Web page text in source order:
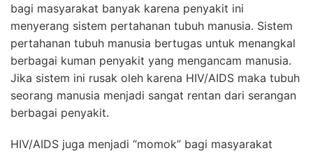
bagi masyarakat banyak karena penyakit ini
menyerang sistem pertahanan tubuh manusia. Sistem
pertahanan tubuh manusia bertugas untuk menangkal
berbagai kuman penyakit yang mengancam manusia.
Jika sistem ini rusak oleh karena HIV/AIDS maka tubuh
seorang manusia menjadi sangat rentan dari serangan
berbagai penyakit.
HIV/AIDS juga menjadi “momok” bagi masyarakat